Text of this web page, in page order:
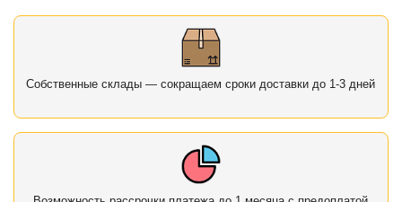
Собственные склады — сокращаем сроки доставки до 1-3 дней